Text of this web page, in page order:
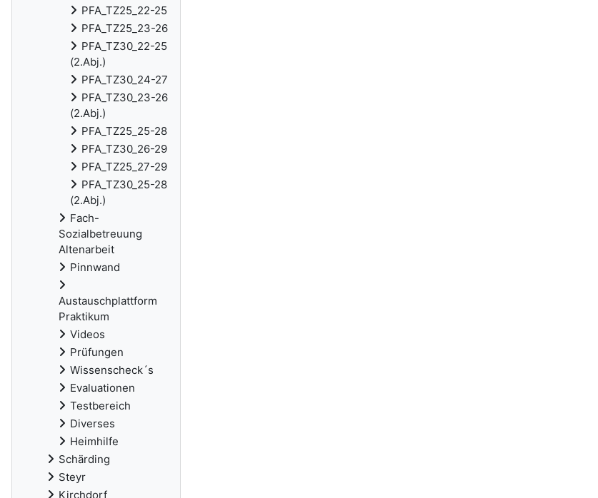
PFA_TZ25_22-25
PFA_TZ25_23-26
PFA_TZ30_22-25
(2.Abj.)
PFA_TZ30_24-27
PFA_TZ30_23-26
(2.Abj.)
PFA_TZ25_25-28
PFA_TZ30_26-29
PFA_TZ25_27-29
PFA_TZ30_25-28
(2.Abj.)
Fach-
Sozialbetreuung
Altenarbeit
Pinnwand
Austauschplattform
Praktikum
Videos
Prüfungen
Wissenscheck´s
Evaluationen
Testbereich
Diverses
Heimhilfe
Schärding
Steyr
Kirchdorf